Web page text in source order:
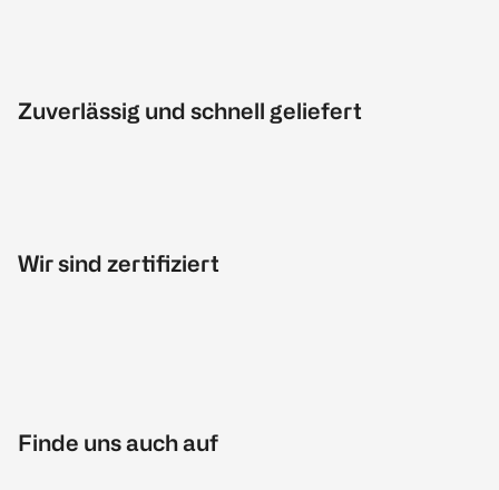
Zuverlässig und schnell geliefert
Wir sind zertifiziert
Finde uns auch auf